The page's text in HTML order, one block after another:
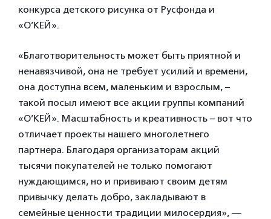
конкурса детского рисунка от Русфонда и
«О’КЕЙ».
«Благотворительность может быть приятной и
ненавязчивой, она не требует усилий и времени,
она доступна всем, маленьким и взрослым, –
такой посыл имеют все акции группы компаний
«О’КЕЙ». Масштабность и креативность – вот что
отличает проекты нашего многолетнего
партнера. Благодаря организаторам акций
тысячи покупателей не только помогают
нуждающимся, но и прививают своим детям
привычку делать добро, закладывают в
семейные ценности традиции милосердия», —